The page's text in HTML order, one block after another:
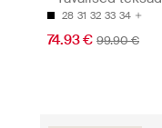
28 31 32 33 34
74.93 € 99.90 €